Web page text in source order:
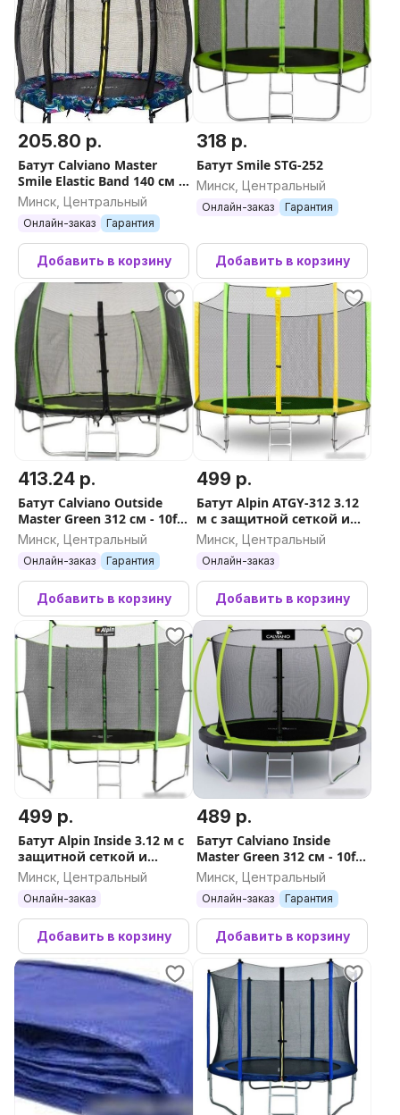
205.80 р.
Батут Calviano Master
Smile Elastic Band 140 см -
4.5ft (на резинках)
Минск, Центральный
Онлайн-заказ Гарантия
Добавить в корзину
318 р.
Батут Smile STG-252
Минск, Центральный
Онлайн-заказ Гарантия
Добавить в корзину
413.24 р.
Батут Calviano Outside
Master Green 312 см - 10ft
(внешняя сетка, с
лестницей)
Минск, Центральный
Онлайн-заказ Гарантия
Добавить в корзину
499 р.
Батут Alpin ATGY-312 3.12
м с защитной сеткой и
лестницей
Минск, Центральный
Онлайн-заказ
Добавить в корзину
499 р.
Батут Alpin Inside 3.12 м с
защитной сеткой и
лестницей
Минск, Центральный
Онлайн-заказ
Добавить в корзину
489 р.
Батут Calviano Inside
Master Green 312 см - 10ft
(внутренняя сетка, с
лестницей)
Минск, Центральный
Онлайн-заказ Гарантия
Добавить в корзину